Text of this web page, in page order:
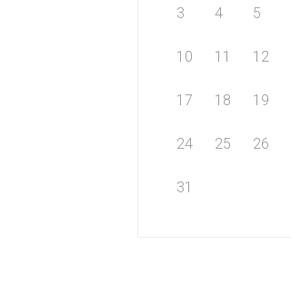
3 4 5
10 11 12
17 18 19
24 25 26
31